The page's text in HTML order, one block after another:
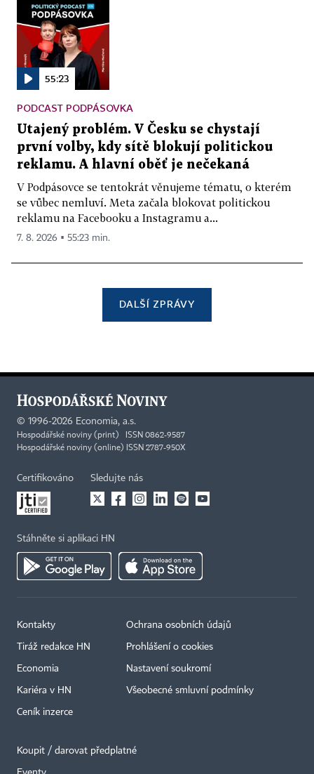
55:23
PODCAST PODPÁSOVKA
Utajený problém. V Česku se chystají
první volby, kdy sítě blokují politickou
reklamu. A hlavní oběť je nečekaná
V Podpásovce se tentokrát věnujeme tématu, o kterém
se vůbec nemluví. Meta začala blokovat politickou
reklamu na Facebooku a Instagramu a...
7. 8. 2026 ▪ 55:23 min.
DALŠÍ ZPRÁVY
© 1996-2026 Economia, a.s.
Hospodářské noviny (print) ISSN 0862-9587
Hospodářské noviny (online) ISSN 2787-950X
Certifikováno Sledujte nás
Stáhněte si aplikaci HN
Kontakty
Tiráž redakce HN
Economia
Kariéra v HN
Ceník inzerce
Ochrana osobních údajů
Prohlášení o cookies
Nastavení soukromí
Všeobecné smluvní podmínky
Koupit / darovat předplatné